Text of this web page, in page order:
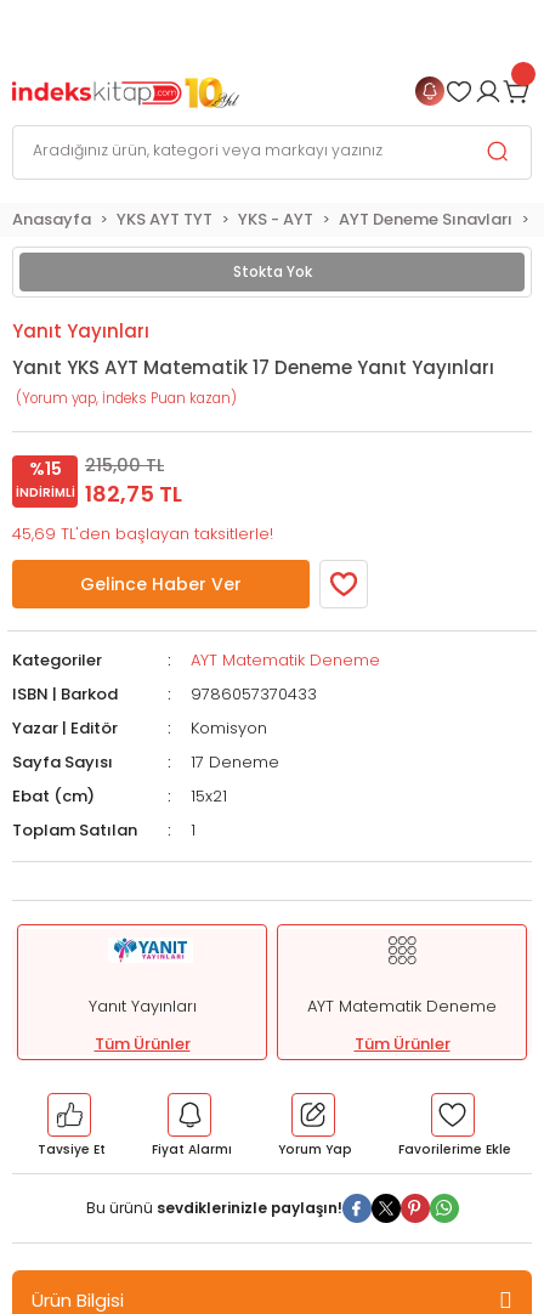
Anasayfa YKS AYT TYT YKS - AYT AYT Deneme Sınavları
Stokta Yok
Yanıt Yayınları
Yanıt YKS AYT Matematik 17 Deneme Yanıt Yayınları
(Yorum yap, İndeks Puan kazan)
%15
İNDIRIMLI
215,00 TL
182,75 TL
45,69 TL'den başlayan taksitlerle!
Gelince Haber Ver
Kategoriler
AYT Matematik Deneme
ISBN | Barkod
9786057370433
Yazar | Editör
Komisyon
Sayfa Sayısı
17 Deneme
Ebat (cm)
15x21
Toplam Satılan
1
Yanıt Yayınları
Tüm Ürünler
AYT Matematik Deneme
Tüm Ürünler
Tavsiye Et Fiyat Alarmı Yorum Yap
Bu ürünü sevdiklerinizle paylaşın!
Ürün Bilgisi